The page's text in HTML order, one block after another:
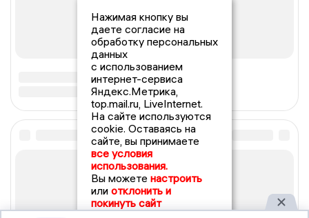
Нажимая кнопку вы
даете согласие на
обработку персональных
данных
с использованием
интернет-сервиса
Яндекс.Метрика,
top.mail.ru, LiveInternet.
На сайте используются
cookie. Оставаясь на
сайте, вы принимаете
все условия
использования.
Вы можете настроить
или отклонить и
покинуть сайт